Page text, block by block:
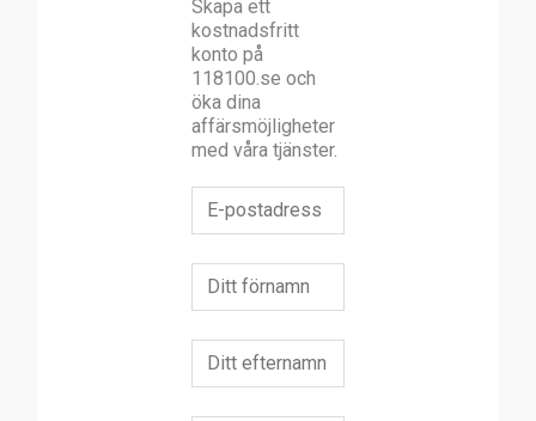
Skapa ett
kostnadsfritt
konto på
118100.se och
öka dina
affärsmöjligheter
med våra tjänster.